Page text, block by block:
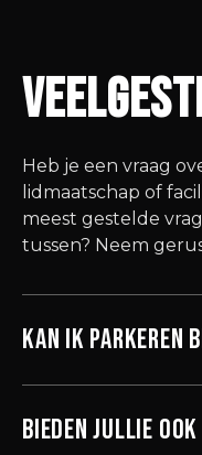
Heb je een vraag
lidmaatschap of
meest gestelde
tussen? Neem
Kan ik parkeren
Bieden jullie